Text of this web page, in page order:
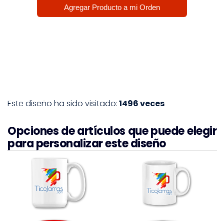
Este diseño ha sido visitado:1496 veces
Opciones de artículos que puede elegir
para personalizar este diseño